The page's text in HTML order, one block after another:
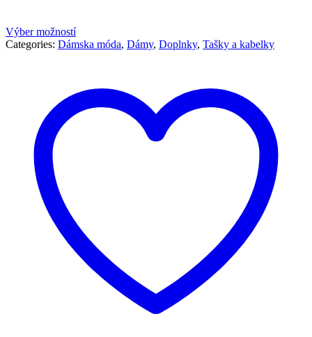
Výber možností
Categories: Dámska móda, Dámy, Doplnky, Tašky a kabelky